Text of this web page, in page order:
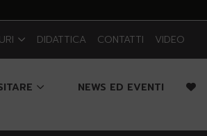
DIDATTICA CONTATTI VIDEO
NEWS ED EVENTI